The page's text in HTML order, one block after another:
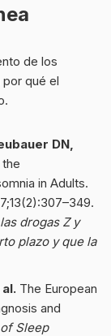
de los
qué el
DN,
in Adults.
drogas Z y
plazo y que la
The European
and
Sleep